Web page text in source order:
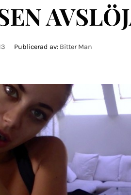
Publicerad av: Bitter Man